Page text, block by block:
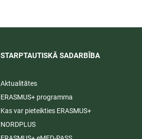
STARPTAUTISKĀ SADARBĪBA​
Aktualitātes
ERASMUS+ programma
Kas var pieteikties ERASMUS+
NORDPLUS